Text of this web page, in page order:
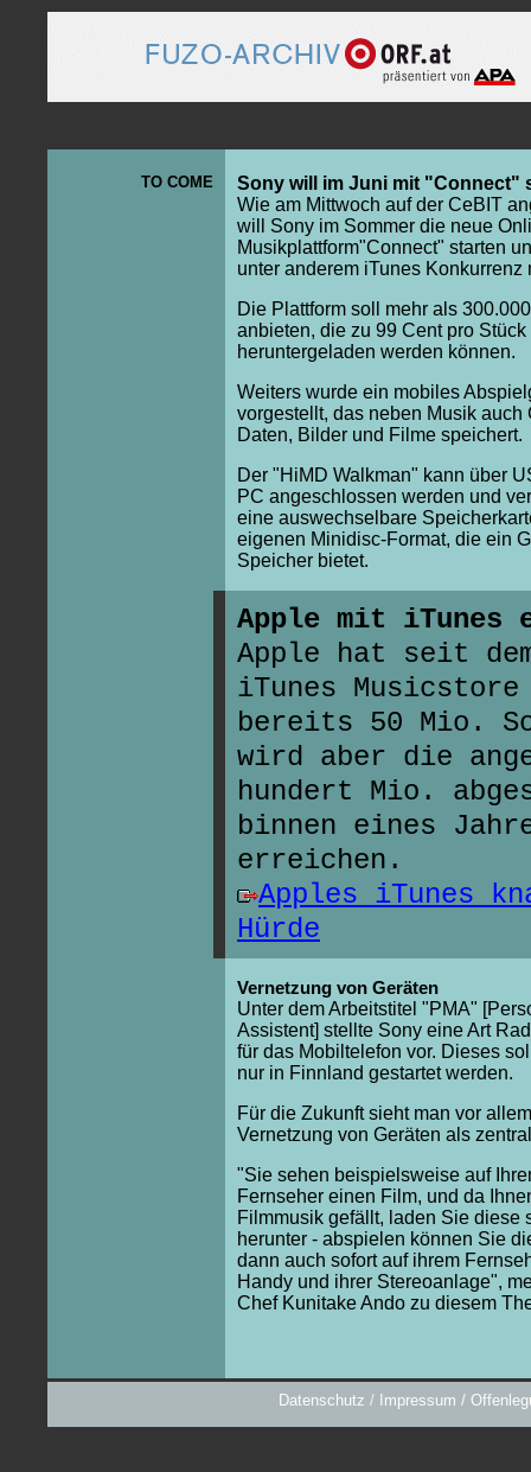
TO COME
Sony will im Juni mit "Connect"
Wie am Mittwoch auf der CeBIT
will Sony im Sommer die neue
Musikplattform"Connect" starten
unter anderem iTunes Konkurrenz
Die Plattform soll mehr als
anbieten, die zu 99 Cent pro Stück
heruntergeladen werden können.
Weiters wurde ein mobiles
vorgestellt, das neben Musik auch
Daten, Bilder und Filme speichert.
Der "HiMD Walkman" kann über
PC angeschlossen werden und
eine auswechselbare
eigenen Minidisc-Format, die ein
Speicher bietet.
Apple mit iTunes
Apple hat seit
iTunes
bereits 50 Mio.
wird aber die
hundert Mio.
binnen eines
erreichen.
Apples iTunes
Hürde
Vernetzung von Geräten
Unter dem Arbeitstitel "PMA"
Assistent] stellte Sony eine Art
für das Mobiltelefon vor. Dieses
nur in Finnland gestartet werden.
Für die Zukunft sieht man vor
Vernetzung von Geräten als
"Sie sehen beispielsweise auf
Fernseher einen Film, und da
Filmmusik gefällt, laden Sie diese
herunter - abspielen können Sie
dann auch sofort auf ihrem
Handy und ihrer Stereoanlage",
Chef Kunitake Ando zu diesem
Datenschutz / Impressum /